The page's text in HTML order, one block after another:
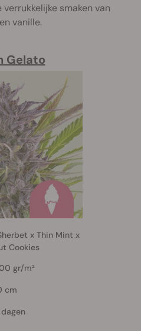
smaken van
vanille.
Gelato
x Thin Mint x
Cookies
gr/m²
cm